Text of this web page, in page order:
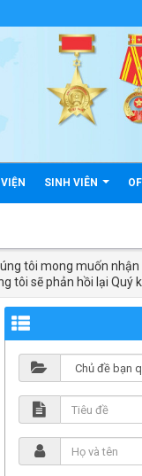
SINH VIÊN
tôi mong muốn
tôi sẽ phản hồi lại Quý